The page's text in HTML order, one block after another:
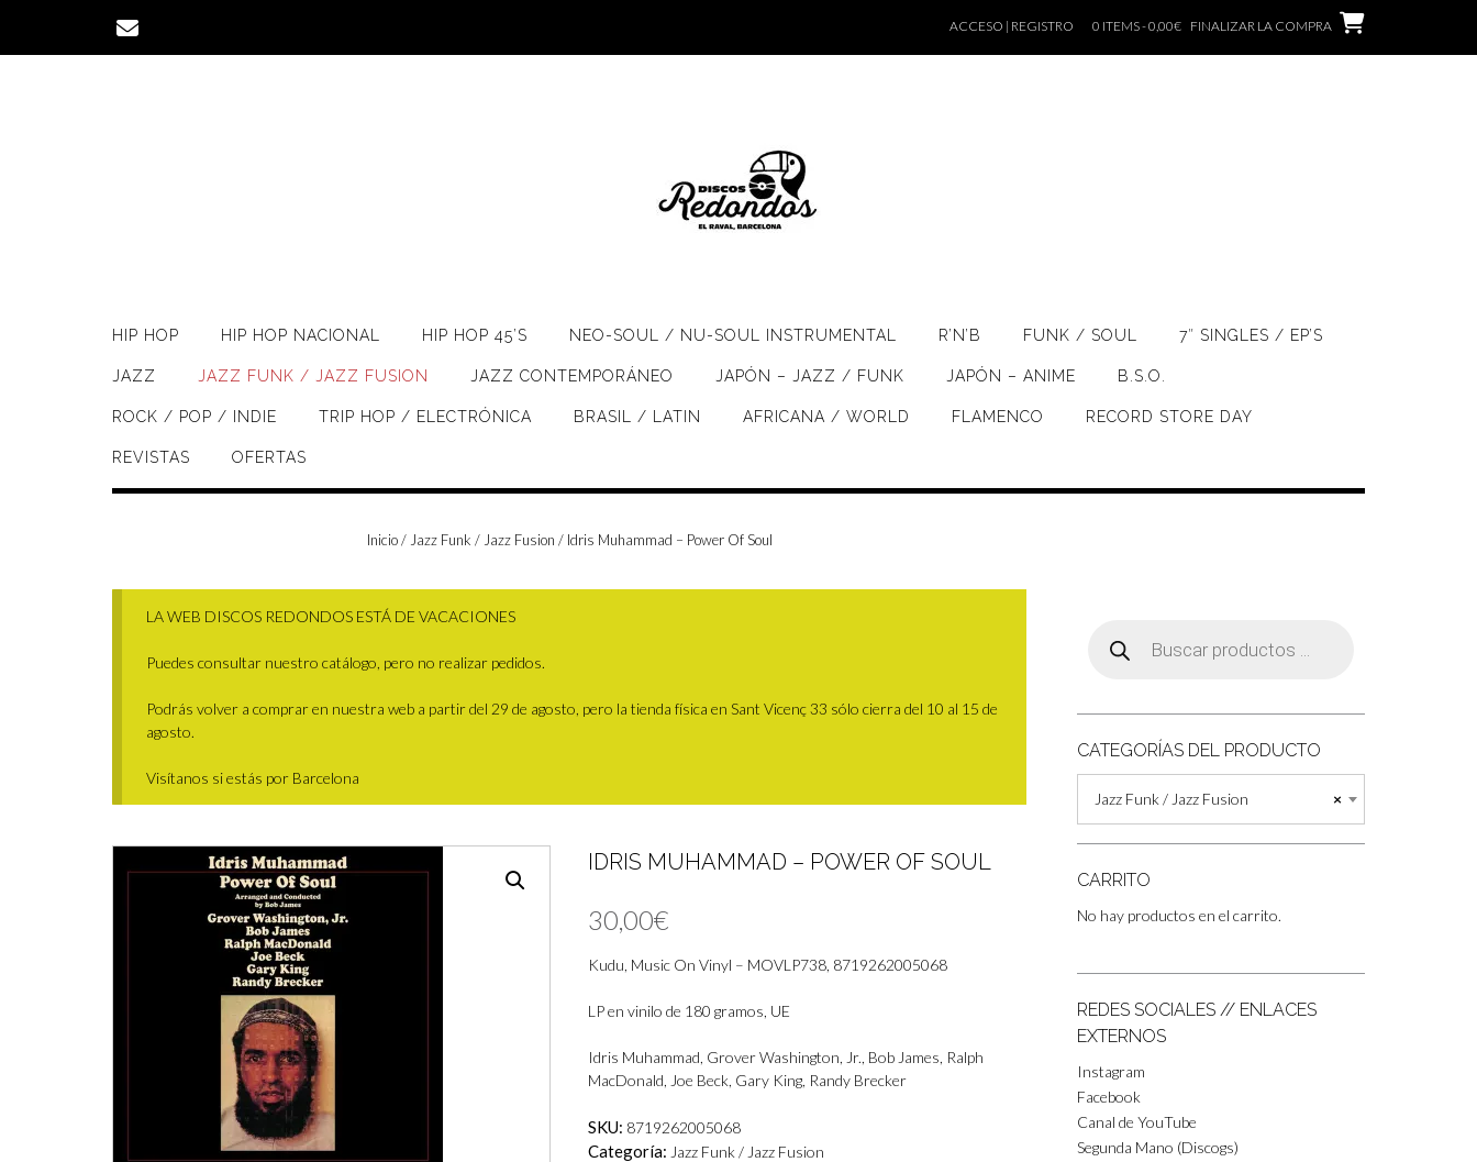
contenido
ACCESO | REGISTRO 0 ITEMS - 0,00€ FINALIZAR LA COMPRA
HIP HOP HIP HOP NACIONAL HIP HOP 45’S NEO-SOUL / NU-SOUL INSTRUMENTAL R’N’B FUNK / SOUL 7″ SINGLES / EP’S
JAZZ JAZZ FUNK / JAZZ FUSION JAZZ CONTEMPORÁNEO JAPÓN – JAZZ / FUNK JAPÓN – ANIME B.S.O.
ROCK / POP / INDIE TRIP HOP / ELECTRÓNICA BRASIL / LATIN AFRICANA / WORLD FLAMENCO RECORD STORE DAY
REVISTAS OFERTAS
Inicio/ Jazz Funk / Jazz Fusion / Idris Muhammad – Power Of Soul
LA WEB DISCOS REDONDOS ESTÁ DE VACACIONES
Puedes consultar nuestro catálogo, pero no realizar pedidos.
Podrás volver a comprar en nuestra web a partir del 29 de agosto, pero la tienda física en Sant Vicenç 33 sólo cierra del 10 al 15 de
agosto.
Visítanos si estás por Barcelona
IDRIS MUHAMMAD – POWER OF SOUL
30,00€
Kudu, Music On Vinyl – MOVLP738, 8719262005068
LP en vinilo de 180 gramos, UE
Idris Muhammad, Grover Washington, Jr., Bob James, Ralph
MacDonald, Joe Beck, Gary King, Randy Brecker
SKU: 8719262005068
Categoría: Jazz Funk / Jazz Fusion
productos
CATEGORÍAS DEL PRODUCTO
×
Jazz Funk / Jazz Fusion
CARRITO
No hay productos en el carrito.
REDES SOCIALES // ENLACES
EXTERNOS
Instagram
Facebook
Canal de YouTube
Segunda Mano (Discogs)